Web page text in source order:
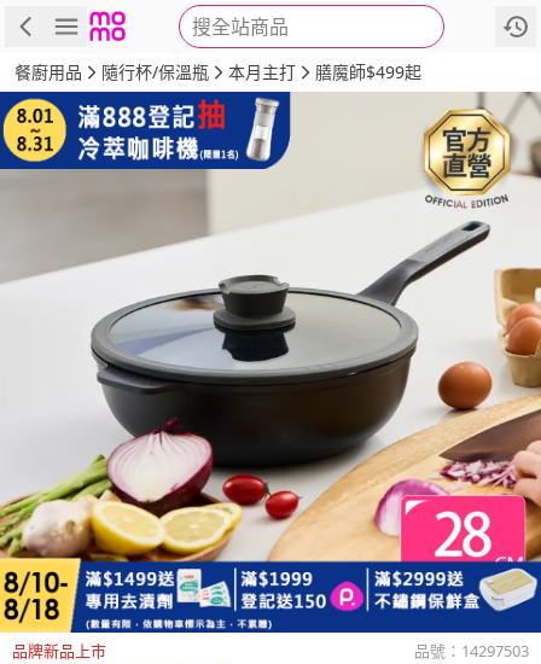
搜全站商品
商品 評價 詳情
餐廚用品 隨行杯/保溫瓶 本月主打 膳魔師$499起
品牌新品上市 品號： 14297503